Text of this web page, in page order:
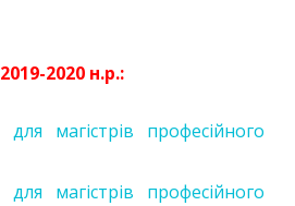
2020 н.р.:
магістрів професійного
магістрів професійного